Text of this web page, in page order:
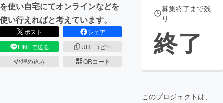
を使い自宅にてオンラインなどを
使い行えればと考えています。
ポスト
シェア
LINEで送る
URLコピー
埋め込み
QRコード
募集終了まで残
り
終了
このプロジェクトは、